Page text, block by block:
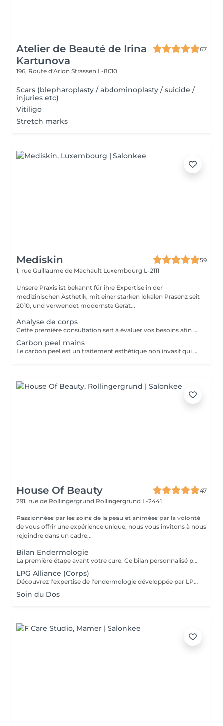
Atelier de Beauté de Irina
Kartunova
67
196, Route d'Arlon Strassen L-8010
Scars (blepharoplasty / abdominoplasty / suicide /
injuries etc)
Vitiligo
Stretch marks
Mediskin
59
1, rue Guillaume de Machault Luxembourg L-2111
Unsere Praxis ist bekannt für ihre Expertise in der
medizinischen Ästhetik, mit einer starken lokalen Präsenz seit
2010, und verwendet modernste Gerät...
Analyse de corps
Cette première consultation sert à évaluer vos besoins afin de vous guider vers les soins sur mesure qui répondront au mieux. À cette occasion, toutes les informations nécessaires, telles que les contre-indications, les résultats attendus et autres détails importants, vous seront fournies pour assurer une prise en charge optimale et vous garantir un suivi personnalisé.
Carbon peel mains
Le carbon peel est un traitement esthétique non invasif qui utilise un laser et une lotion de carbone pour améliorer l'apparence de la peau. Amélioration du teint et de la texture : Stimule la production de collagène, ce qui réduit les ridules, les pores dilatés et les irrégularités de la peau. Éclaircissement du teint : Atténue les taches pigmentaires et les cicatrices d'acné, uniformisant le teint.
House Of Beauty
47
291, rue de Rollingergrund Rollingergrund L-2441
Passionnées par les soins de la peau et animées par la volonté
de vous offrir une expérience unique, nous vous invitons à nous
rejoindre dans un cadre...
Bilan Endermologie
La première étape avant votre cure. Ce bilan personnalisé permet d'analyser votre silhouette, la qualité de votre peau et vos objectifs afin de définir un programme de soins sur mesure pour des résultats optimaux. Bilan offert lors de l'achat d'une cure.
LPG Alliance (Corps)
Découvrez l'expertise de l'endermologie développée par LPG. Ce soin minceur et fermeté stimule naturellement l'activité des cellules grâce à une technique de massage mécanique associant rouleaux motorisés et aspiration contrôlée. Ce traitement permet de lisser la cellulite, affiner la silhouette et raffermir la peau tout en relançant la circulation sanguine et lymphatique. Les tissus sont stimulés en profondeur afin de favoriser le déstockage des graisses et d'améliorer l'élasticité de la peau. Au fil des séances, la peau devient plus lisse, plus ferme et la silhouette visiblement redessinée, tout en procurant une agréable sensation de légèreté et de bien-être. Des cures de plusieurs séances sont recommandées pour des résultats optimaux et durables.
Soin du Dos